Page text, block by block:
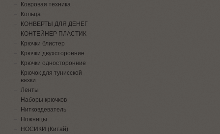
Ковровая техника
Кольца
КОНВЕРТЫ ДЛЯ ДЕНЕГ
КОНТЕЙНЕР ПЛАСТИК
Крючки блистер
Крючки двухсторонние
Крючки односторонние
Крючок для тунисской
вязки
Ленты
Наборы крючков
Нитковдеватель
Ножницы
НОСИКИ (Китай)